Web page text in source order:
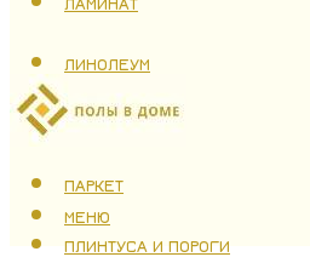
ЛИНОЛЕУМ
ТЕПЛЫЙ ПОЛ
ПАРКЕТ
ПЛИНТУСА И ПОРОГИ
МЕНЮ